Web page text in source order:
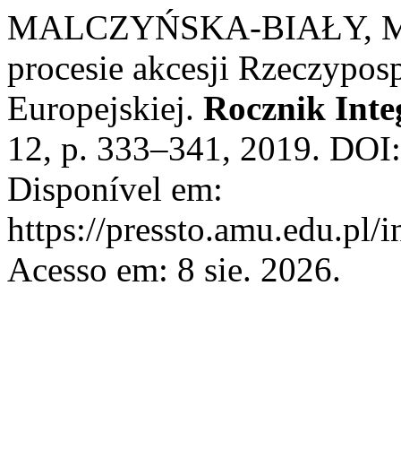
MALCZYŃSKA-BIAŁY,
procesie akcesji
Europejskiej. Rocznik
12, p. 333–341, 2019.
Disponível em:
https://
Acesso em: 8 sie. 2026.